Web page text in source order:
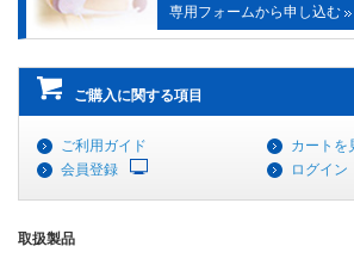
専用フォームから申し込む
ご購入に関する項目
ご利用ガイド
カートを
会員登録
ログイン
取扱製品